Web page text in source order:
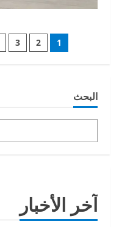
Posts
1
2
3
البحث
آخر الأخبار